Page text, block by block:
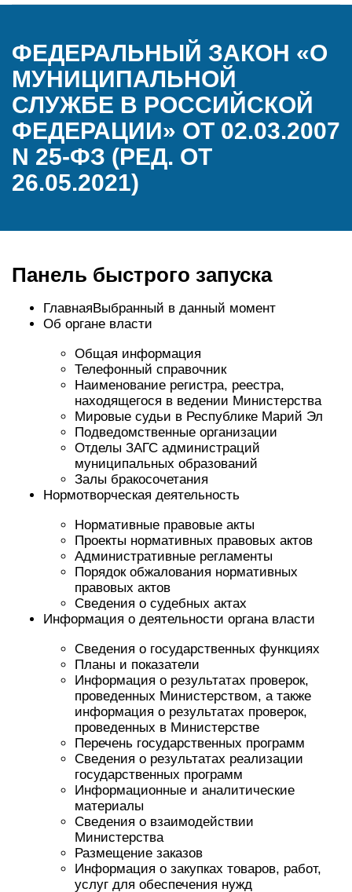
ФЕДЕРАЛЬНЫЙ ЗАКОН «О
МУНИЦИПАЛЬНОЙ
СЛУЖБЕ В РОССИЙСКОЙ
ФЕДЕРАЦИИ» ОТ 02.03.2007
N 25-ФЗ (РЕД. ОТ
26.05.2021)
Панель быстрого запуска
ГлавнаяВыбранный в данный момент
Об органе власти
Общая информация
Телефонный справочник
Наименование регистра, реестра,
находящегося в ведении Министерства
Мировые судьи в Республике Марий Эл
Подведомственные организации
Отделы ЗАГС администраций
муниципальных образований
Залы бракосочетания
Нормотворческая деятельность
Нормативные правовые акты
Проекты нормативных правовых актов
Административные регламенты
Порядок обжалования нормативных
правовых актов
Сведения о судебных актах
Информация о деятельности органа власти
Сведения о государственных функциях
Планы и показатели
Информация о результатах проверок,
проведенных Министерством, а также
информация о результатах проверок,
проведенных в Министерстве
Перечень государственных программ
Сведения о результатах реализации
государственных программ
Информационные и аналитические
материалы
Сведения о взаимодействии
Министерства
Размещение заказов
Информация о закупках товаров, работ,
услуг для обеспечения нужд